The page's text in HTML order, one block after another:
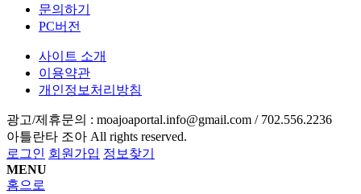
문의하기
PC버전
사이트 소개
이용약관
개인정보처리방침
광고/제휴문의 : moajoaportal.info@gmail.com / 702.556.2236
아틀란타 조아 All rights reserved.
로그인 회원가입 정보찾기
MENU
홈으로